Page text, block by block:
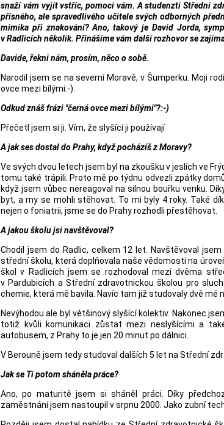
snaží vám vyjít vstříc, pomoci vám. A studenzti Střední
přísného, ale spravedlivého učitele svých odborných
mimika při znakování? Ano, takový je David Jorda,
v Radlicích několik. Přinášíme vám další rozhovor se
Davide, řekni nám, prosím, něco o sobě.
Narodil jsem se na severní Moravě, v Šumperku. Moji
ovce mezi bílými:-).
Odkud znáš frázi "černá ovce mezi bílými"?:-)
Přečetl jsem si ji. Vím, že slyšící ji používají
A jak ses dostal do Prahy, když pocházíš z Moravy?
Ve svých dvou letech jsem byl na zkoušku v jeslích ve
tomu také trápili. Proto mě po týdnu odvezli zpátky
když jsem vůbec nereagoval na silnou bouřku venku.
byt, a my se mohli stěhovat. To mi byly 4 roky. Také
nejen o foniatrii, jsme se do Prahy rozhodli přestěhovat.
A jakou školu jsi navštěvoval?
Chodil jsem do Radlic, celkem 12 let. Navštěvoval
střední školu, která doplňovala naše vědomosti na
škol v Radlicích jsem se rozhodoval mezi dvěma
v Pardubicích a Střední zdravotnickou školou pro
chemie, která mě bavila. Navíc tam již studovaly dvě mé
Nevýhodou ale byl většinový slyšící kolektiv. Nakonec
totiž kvůli komunikaci zůstat mezi neslyšícími a
autobusem, z Prahy to je jen 20 minut po dálnici.
V Berouně jsem tedy studoval dalších 5 let na Střední
Jak se Ti potom sháněla práce?
Ano, po maturitě jsem si sháněl práci. Díky
zaměstnání jsem nastoupil v srpnu 2000. Jako zubní